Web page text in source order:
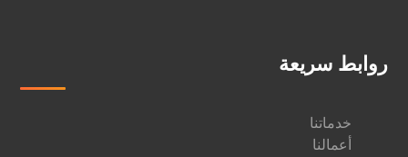
روابط سريعة
خدماتنا
أعمالنا